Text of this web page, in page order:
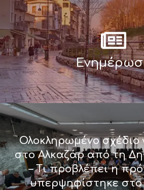
Ολοκληρωμένο σχέδιο
στο Αλκαζάρ από τη
– Τι προβλέπει η
υπερψηφίστηκε στο